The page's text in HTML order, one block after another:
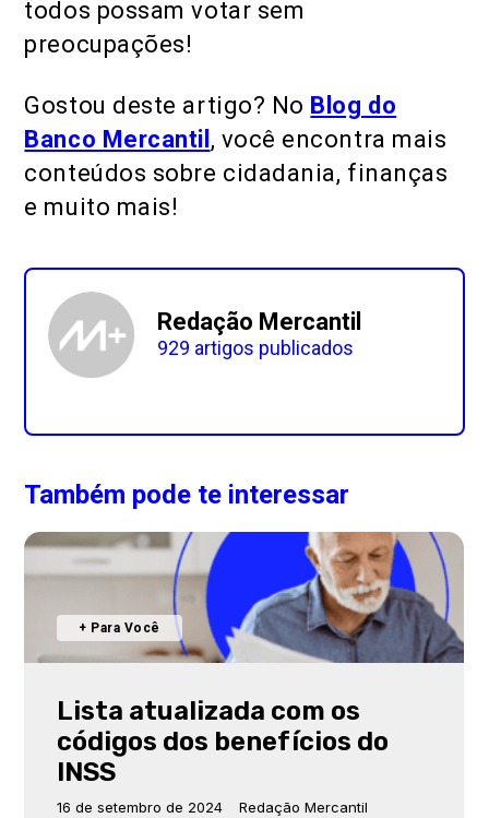
todos possam votar sem
preocupações!
Gostou deste artigo? No Blog do
Banco Mercantil , você encontra mais
conteúdos sobre cidadania, finanças
e muito mais!
Redação Mercantil
929 artigos publicados
Também pode te interessar
+ Para Você
Lista atualizada com os
códigos dos benefícios do
INSS
16 de setembro de 2024 Redação Mercantil